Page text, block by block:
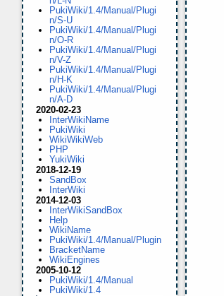
PukiWiki/1.4/Manual/Plugi
n/S-U
PukiWiki/1.4/Manual/Plugi
n/O-R
PukiWiki/1.4/Manual/Plugi
n/V-Z
PukiWiki/1.4/Manual/Plugi
n/H-K
PukiWiki/1.4/Manual/Plugi
n/A-D
2020-02-23
InterWikiName
PukiWiki
WikiWikiWeb
PHP
YukiWiki
2018-12-19
SandBox
InterWiki
2014-12-03
InterWikiSandBox
Help
WikiName
PukiWiki/1.4/Manual/Plugin
BracketName
WikiEngines
2005-10-12
PukiWiki/1.4/Manual
PukiWiki/1.4